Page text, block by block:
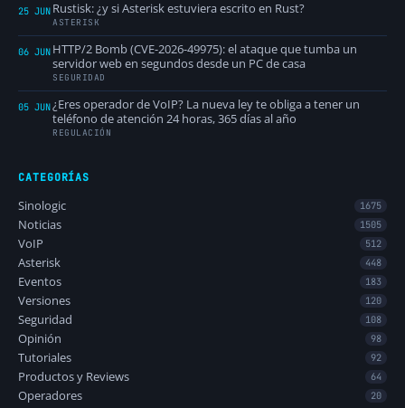
25 JUN Rustisk: ¿y si Asterisk estuviera escrito en Rust?
ASTERISK
06 JUN HTTP/2 Bomb (CVE-2026-49975): el ataque que tumba un
servidor web en segundos desde un PC de casa
SEGURIDAD
05 JUN¿Eres operador de VoIP? La nueva ley te obliga a tener un
teléfono de atención 24 horas, 365 días al año
REGULACIÓN
CATEGORÍAS
Sinologic 1675
Noticias 1505
VoIP 512
Asterisk 448
Eventos 183
Versiones 120
Seguridad 108
Opinión 98
Tutoriales 92
Productos y Reviews 64
Operadores 20